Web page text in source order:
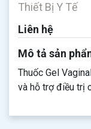
Thiết Bị Y Tế
Liên hệ
Mô tả sản
Thuốc Gel
và hỗ trợ điều trị